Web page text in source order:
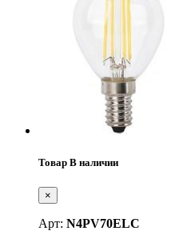
Товар В наличии
×
Арт: N4PV70ELC